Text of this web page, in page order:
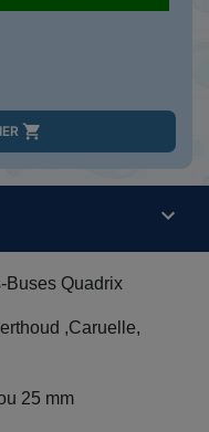

Buses Quadrix
,Caruelle,
25 mm